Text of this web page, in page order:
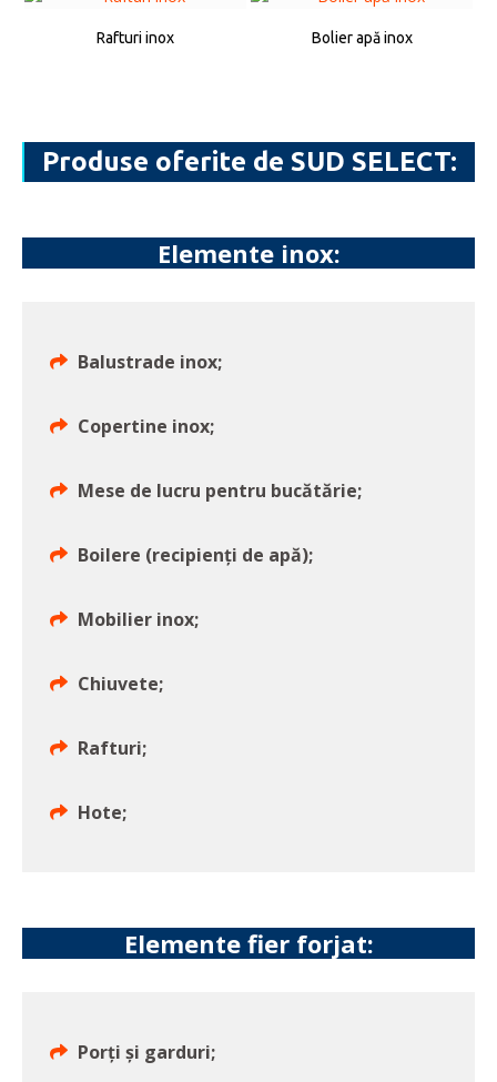
Rafturi inox Bolier apă inox
Produse oferite de SUD SELECT:
Elemente inox:
Balustrade inox;
Copertine inox;
Mese de lucru pentru bucătărie;
Boilere (recipienți de apă);
Mobilier inox;
Chiuvete;
Rafturi;
Hote;
Elemente fier forjat:
Porți și garduri;